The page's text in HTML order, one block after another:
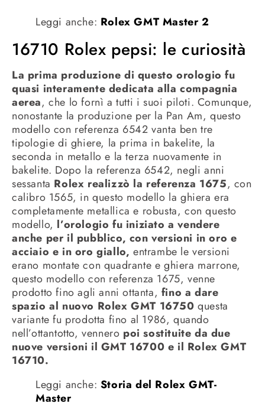
Leggi anche: Rolex GMT Master 2
16710 Rolex pepsi: le curiosità
La prima produzione di questo orologio fu
quasi interamente dedicata alla compagnia
aerea, che lo fornì a tutti i suoi piloti. Comunque,
nonostante la produzione per la Pan Am, questo
modello con referenza 6542 vanta ben tre
tipologie di ghiere, la prima in bakelite, la
seconda in metallo e la terza nuovamente in
bakelite. Dopo la referenza 6542, negli anni
sessanta Rolex realizzò la referenza 1675, con
calibro 1565, in questo modello la ghiera era
completamente metallica e robusta, con questo
modello, l’orologio fu iniziato a vendere
anche per il pubblico, con versioni in oro e
acciaio e in oro giallo, entrambe le versioni
erano montate con quadrante e ghiera marrone,
questo modello con referenza 1675, venne
prodotto fino agli anni ottanta, fino a dare
spazio al nuovo Rolex GMT 16750 questa
variante fu prodotta fino al 1986, quando
nell’ottantotto, vennero poi sostituite da due
nuove versioni il GMT 16700 e il Rolex GMT
16710.
Leggi anche: Storia del Rolex GMT-
Master